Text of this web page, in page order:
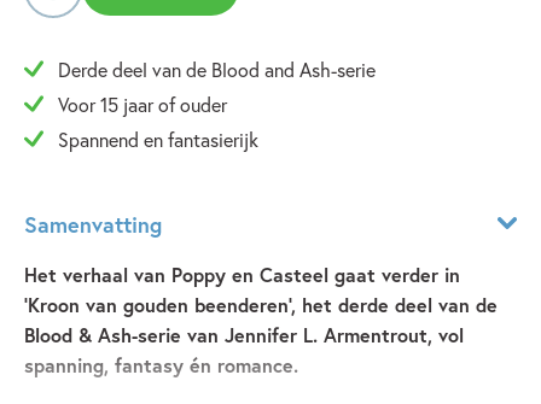
Derde deel van de Blood and Ash-serie
Voor 15 jaar of ouder
Spannend en fantasierijk
Samenvatting
Het verhaal van Poppy en Casteel gaat verder in
'Kroon van gouden beenderen', het derde deel van de
Blood & Ash-serie van Jennifer L. Armentrout, vol
spanning, fantasy én romance.